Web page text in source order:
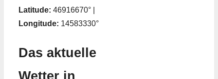
Latitude: 46916670° |
Longitude: 14583330°
Das aktuelle